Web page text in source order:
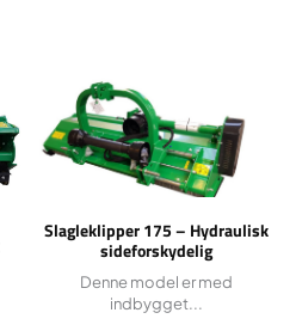
Slagleklipper 175 – Hydraulisk
sideforskydelig
Denne model er med
indbygget...